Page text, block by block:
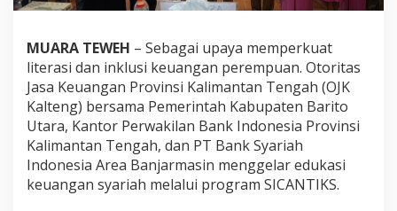
MUARA TEWEH – Sebagai upaya memperkuat
literasi dan inklusi keuangan perempuan. Otoritas
Jasa Keuangan Provinsi Kalimantan Tengah (OJK
Kalteng) bersama Pemerintah Kabupaten Barito
Utara, Kantor Perwakilan Bank Indonesia Provinsi
Kalimantan Tengah, dan PT Bank Syariah
Indonesia Area Banjarmasin menggelar edukasi
keuangan syariah melalui program SICANTIKS.